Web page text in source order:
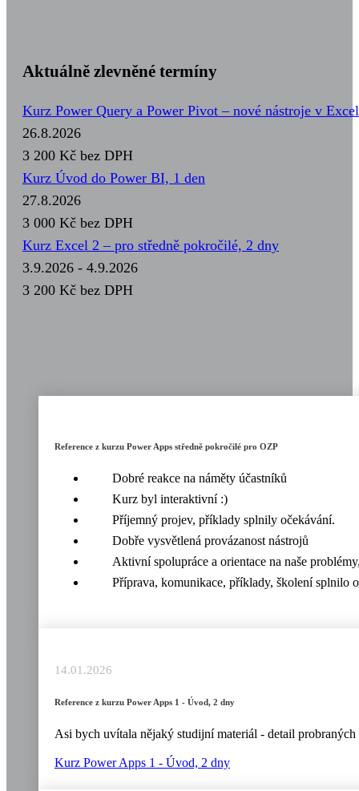
Aktuálně zlevněné termíny
Kurz Power Query a Power Pivot – nové nástroje v
26.8.2026
3 200 Kč bez DPH
Kurz Úvod do Power BI, 1 den
27.8.2026
3 000 Kč bez DPH
Kurz Excel 2 – pro středně pokročilé, 2 dny
3.9.2026 - 4.9.2026
3 200 Kč bez DPH
Reference z kurzu Power Apps středně pokročilé pro OZP
Dobré reakce na náměty účastníků
Kurz byl interaktivní :)
Příjemný projev, příklady splnily očekávání.
Dobře vysvětlená provázanost nástrojů
Aktivní spolupráce a orientace na naše
Příprava, komunikace, příklady, školení splnilo
14.01.2026
Reference z kurzu Power Apps 1 - Úvod, 2 dny
Asi bych uvítala nějaký studijní materiál - detail
Kurz Power Apps 1 - Úvod, 2 dny